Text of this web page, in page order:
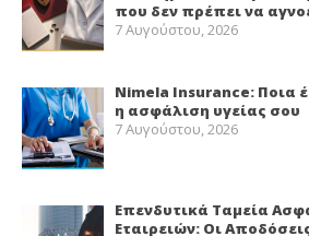
που δεν πρέπει να
7 Αυγούστου, 2026
Nimela Insurance: Ποια
η ασφάλιση υγείας σου
7 Αυγούστου, 2026
Επενδυτικά Ταμεία
Εταιρειών: Οι